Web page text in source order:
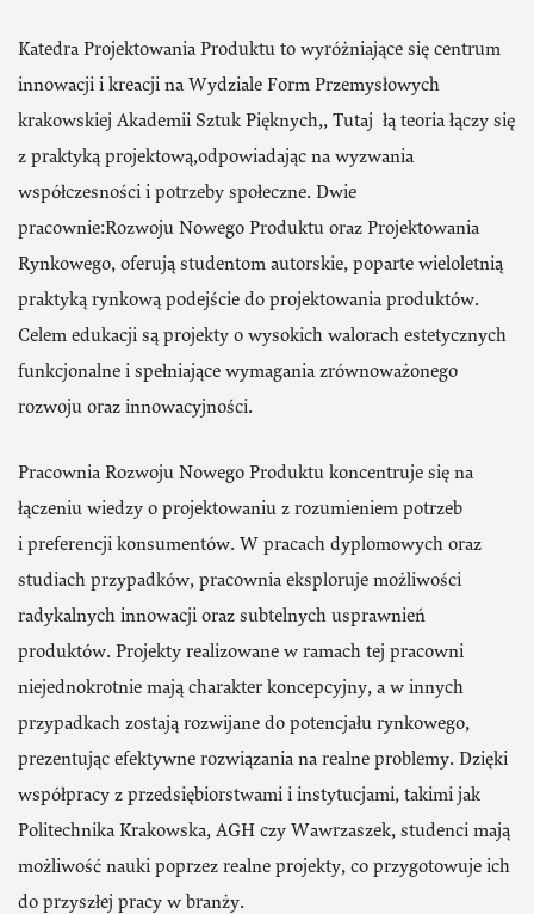
Katedra Projektowania Produktu to wyróżniające się centrum
innowacji i kreacji na Wydziale Form Przemysłowych
krakowskiej Akademii Sztuk Pięknych,, Tutaj łą teoria łączy się
z praktyką projektową,odpowiadając na wyzwania
współczesności i potrzeby społeczne. Dwie
pracownie:Rozwoju Nowego Produktu oraz Projektowania
Rynkowego, oferują studentom autorskie, poparte wieloletnią
praktyką rynkową podejście do projektowania produktów.
Celem edukacji są projekty o wysokich walorach estetycznych
funkcjonalne i spełniające wymagania zrównoważonego
rozwoju oraz innowacyjności.
Pracownia Rozwoju Nowego Produktu koncentruje się na
łączeniu wiedzy o projektowaniu z rozumieniem potrzeb
i preferencji konsumentów. W pracach dyplomowych oraz
studiach przypadków, pracownia eksploruje możliwości
radykalnych innowacji oraz subtelnych usprawnień
produktów. Projekty realizowane w ramach tej pracowni
niejednokrotnie mają charakter koncepcyjny, a w innych
przypadkach zostają rozwijane do potencjału rynkowego,
prezentując efektywne rozwiązania na realne problemy. Dzięki
współpracy z przedsiębiorstwami i instytucjami, takimi jak
Politechnika Krakowska, AGH czy Wawrzaszek, studenci mają
możliwość nauki poprzez realne projekty, co przygotowuje ich
do przyszłej pracy w branży.